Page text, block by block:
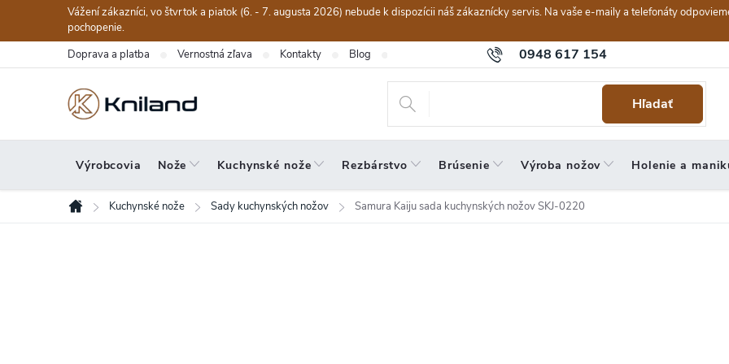
obsah
Vážení zákazníci, vo štvrtok a piatok (6. - 7. augusta 2026) nebude k dispozícii náš zákaznícky servis. Na vaše e-maily a telefonáty
pochopenie.
0948 617 154
Doprava a platba Vernostná zľava Kontakty Blog Hodnotenie obchodu Obchodné podmienky
Hľadať
Výrobcovia Nože Kuchynské nože Rezbárstvo Brúsenie Výroba nožov Holenie a
Domov
Kuchynské nože Sady kuchynských nožov Samura Kaiju sada kuchynských nožov SKJ-0220